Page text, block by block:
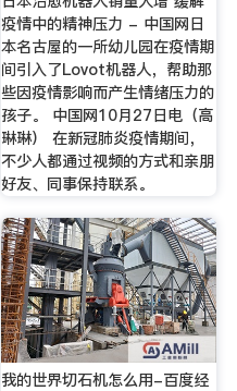
疫情中的精神压力 - 中国网日
本名古屋的一所幼儿园在疫情期
间引入了Lovot机器人，帮助那
些因疫情影响而产生情绪压力的
孩子。 中国网10月27日电（高
琳琳） 在新冠肺炎疫情期间，
不少人都通过视频的方式和亲朋
好友、同事保持联系。
我的世界切石机怎么用-百度经